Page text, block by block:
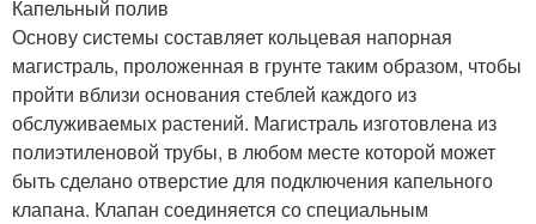
Капельный полив
Основу системы составляет кольцевая напорная
магистраль, проложенная в грунте таким образом, чтобы
пройти вблизи основания стеблей каждого из
обслуживаемых растений. Магистраль изготовлена из
полиэтиленовой трубы, в любом месте которой может
быть сделано отверстие для подключения капельного
клапана. Клапан соединяется со специальным